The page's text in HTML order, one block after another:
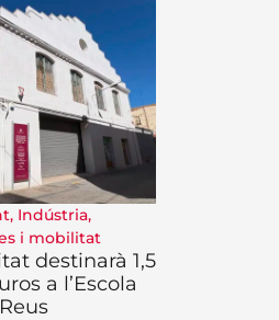
, Indústria,
i mobilitat
destinarà 1,5
a l’Escola